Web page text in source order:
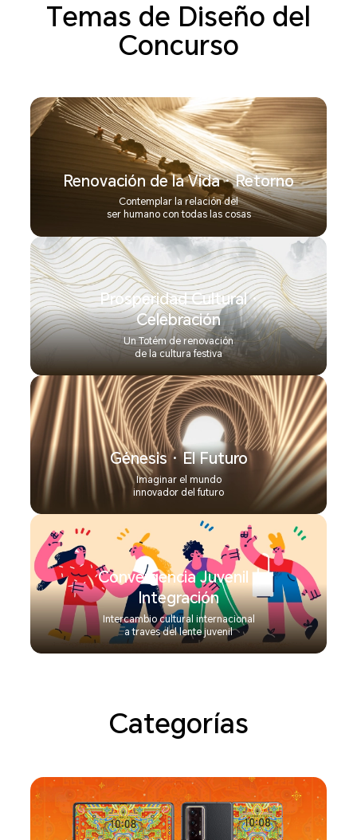
Temas de Diseño del
Concurso
Renovación de la Vida · Retorno
Contemplar la relación del
ser humano con todas las cosas
Prosperidad Cultural ·
Celebración
Un Totém de renovación
de la cultura festiva
Génesis · El Futuro
Imaginar el mundo
innovador del futuro
Convergencia Juvenil ·
Integración
Intercambio cultural internacional
a traves del lente juvenil
Categorías